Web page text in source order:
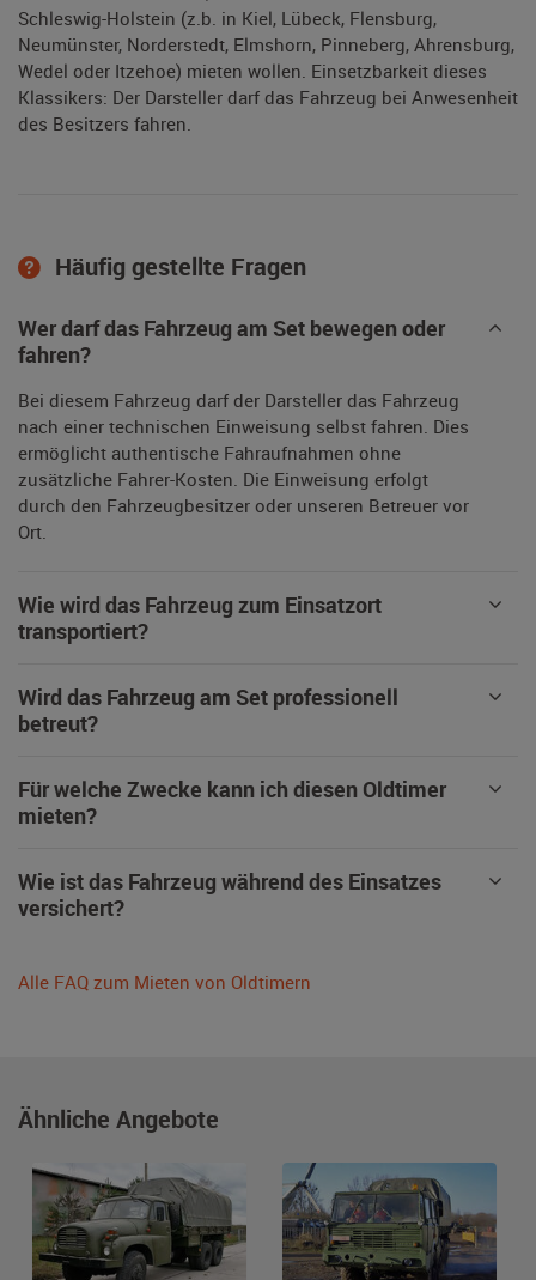
Schleswig-Holstein (z.b. in Kiel, Lübeck, Flensburg,
Neumünster, Norderstedt, Elmshorn, Pinneberg, Ahrensburg,
Wedel oder Itzehoe) mieten wollen. Einsetzbarkeit dieses
Klassikers: Der Darsteller darf das Fahrzeug bei Anwesenheit
des Besitzers fahren.
Häufig gestellte Fragen
Wer darf das Fahrzeug am Set bewegen oder
fahren?
Bei diesem Fahrzeug darf der Darsteller das Fahrzeug
nach einer technischen Einweisung selbst fahren. Dies
ermöglicht authentische Fahraufnahmen ohne
zusätzliche Fahrer-Kosten. Die Einweisung erfolgt
durch den Fahrzeugbesitzer oder unseren Betreuer vor
Ort.
Wie wird das Fahrzeug zum Einsatzort
transportiert?
Wird das Fahrzeug am Set professionell
betreut?
Für welche Zwecke kann ich diesen Oldtimer
mieten?
Wie ist das Fahrzeug während des Einsatzes
versichert?
Alle FAQ zum Mieten von Oldtimern
Ähnliche Angebote